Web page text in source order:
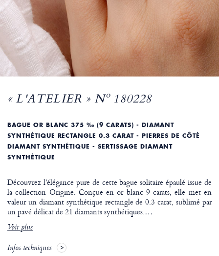
« L'ATELIER » Nº 180228
BAGUE OR BLANC 375 ‰ (9 CARATS) - DIAMANT
SYNTHÉTIQUE RECTANGLE 0.3 CARAT - PIERRES DE CÔTÉ
DIAMANT SYNTHÉTIQUE - SERTISSAGE DIAMANT
SYNTHÉTIQUE
Découvrez l'élégance pure de cette bague solitaire épaulé issue de
la collection Origine. Conçue en or blanc 9 carats, elle met en
valeur un diamant synthétique rectangle de 0.3 carat, sublimé par
un pavé délicat de 21 diamants synthétiques.…
Voir plus
Infos techniques